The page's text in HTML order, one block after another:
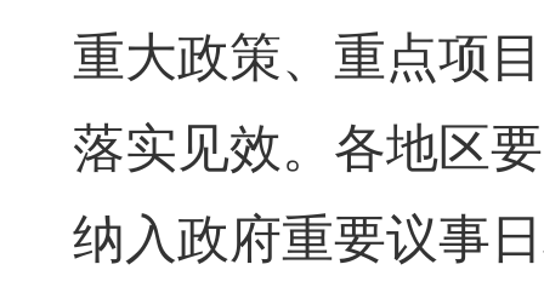
重大政策、重点项
落实见效。各地区
纳入政府重要议事